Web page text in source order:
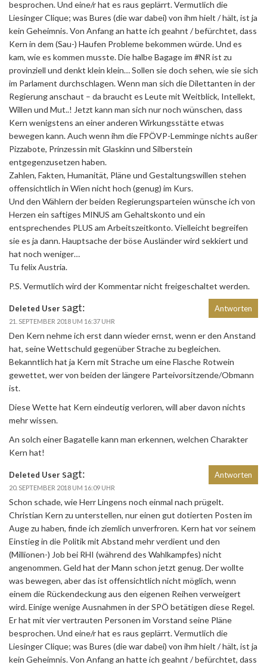
besprochen. Und eine/r hat es raus geplärrt. Vermutlich die
Liesinger Clique; was Bures (die war dabei) von ihm hielt / hält, ist ja
kein Geheimnis. Von Anfang an hatte ich geahnt / befürchtet, dass
Kern in dem (Sau-) Haufen Probleme bekommen würde. Und es
kam, wie es kommen musste. Die halbe Bagage im #NR ist zu
provinziell und denkt klein klein… Sollen sie doch sehen, wie sie sich
im Parlament durchschlagen. Wenn man sich die Dilettanten in der
Regierung anschaut – da braucht es Leute mit Weitblick, Intellekt,
Willen und Mut..! Jetzt kann man sich nur noch wünschen, dass
Kern wenigstens an einer anderen Wirkungsstätte etwas
bewegen kann. Auch wenn ihm die FPÖVP-Lemminge nichts außer
Pizzabote, Prinzessin mit Glaskinn und Silberstein
entgegenzusetzen haben.
Zahlen, Fakten, Humanität, Pläne und Gestaltungswillen stehen
offensichtlich in Wien nicht hoch (genug) im Kurs.
Und den Wählern der beiden Regierungsparteien wünsche ich von
Herzen ein saftiges MINUS am Gehaltskonto und ein
entsprechendes PLUS am Arbeitszeitkonto. Vielleicht begreifen
sie es ja dann. Hauptsache der böse Ausländer wird sekkiert und
hat noch weniger…
Tu felix Austria.
P.S. Vermutlich wird der Kommentar nicht freigeschaltet werden.
Deleted User sagt:
21. SEPTEMBER 2018 UM 16:37 UHR
Den Kern nehme ich erst dann wieder ernst, wenn er den Anstand
hat, seine Wettschuld gegenüber Strache zu begleichen.
Bekanntlich hat ja Kern mit Strache um eine Flasche Rotwein
gewettet, wer von beiden der längere Parteivorsitzende/Obmann
ist.
Diese Wette hat Kern eindeutig verloren, will aber davon nichts
mehr wissen.
An solch einer Bagatelle kann man erkennen, welchen Charakter
Kern hat!
Antworten
Deleted User sagt:
20. SEPTEMBER 2018 UM 16:09 UHR
Schon schade, wie Herr Lingens noch einmal nach prügelt.
Christian Kern zu unterstellen, nur einen gut dotierten Posten im
Auge zu haben, finde ich ziemlich unverfroren. Kern hat vor seinem
Einstieg in die Politik mit Abstand mehr verdient und den
(Millionen-) Job bei RHI (während des Wahlkampfes) nicht
angenommen. Geld hat der Mann schon jetzt genug. Der wollte
was bewegen, aber das ist offensichtlich nicht möglich, wenn
einem die Rückendeckung aus den eigenen Reihen verweigert
wird. Einige wenige Ausnahmen in der SPÖ betätigen diese Regel.
Er hat mit vier vertrauten Personen im Vorstand seine Pläne
besprochen. Und eine/r hat es raus geplärrt. Vermutlich die
Liesinger Clique; was Bures (die war dabei) von ihm hielt / hält, ist ja
kein Geheimnis. Von Anfang an hatte ich geahnt / befürchtet, dass
Antworten